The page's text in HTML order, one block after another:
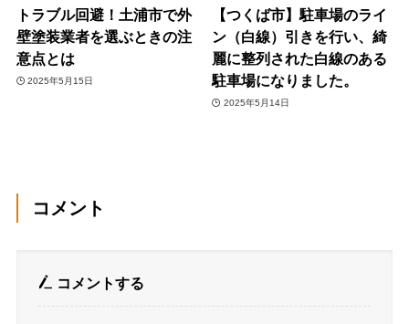
トラブル回避！土浦市で外
壁塗装業者を選ぶときの注
意点とは
2025年5月15日
【つくば市】駐車場のライ
ン（白線）引きを行い、綺
麗に整列された白線のある
駐車場になりました。
2025年5月14日
コメント
コメントする